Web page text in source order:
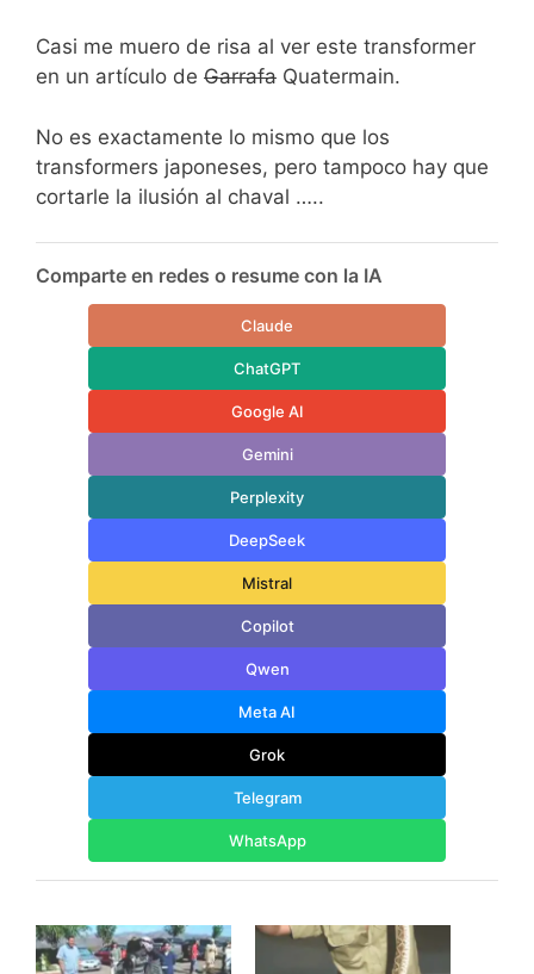
Casi me muero de risa al ver este transformer
en un artículo de Garrafa Quatermain.
No es exactamente lo mismo que los
transformers japoneses, pero tampoco hay que
cortarle la ilusión al chaval …..
Comparte en redes o resume con la IA
Claude
ChatGPT
Google AI
Gemini
Perplexity
DeepSeek
Mistral
Copilot
Qwen
Meta AI
Grok
Telegram
WhatsApp